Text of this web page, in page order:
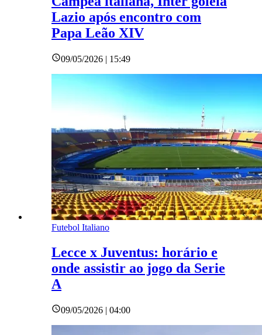
Lazio após encontro com
Papa Leão XIV
09/05/2026 | 15:49
Futebol Italiano
Lecce x Juventus: horário e
onde assistir ao jogo da Serie
A
09/05/2026 | 04:00